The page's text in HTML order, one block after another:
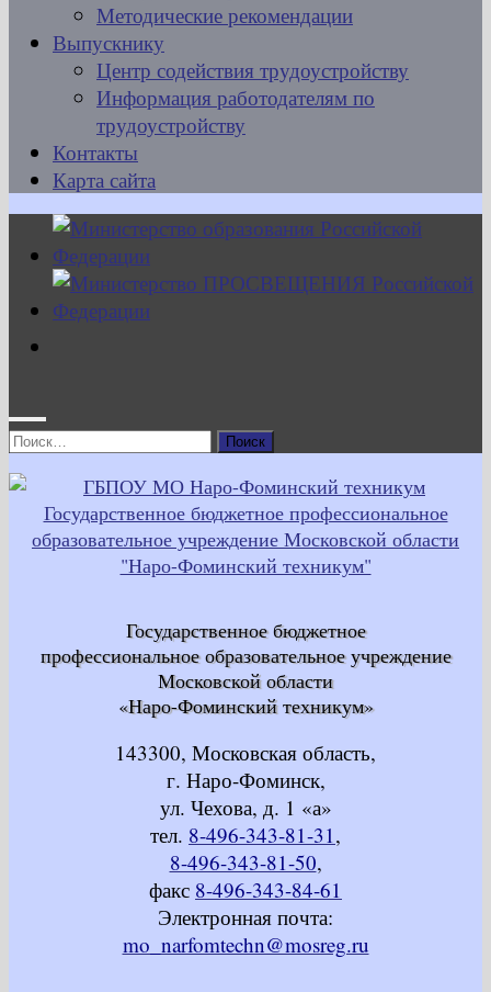
Методические рекомендации
Выпускнику
Центр содействия трудоустройству
Информация работодателям по
трудоустройству
Контакты
Карта сайта
Найти:
Государственное бюджетное
профессиональное образовательное учреждение
Московской области
«Наро-Фоминский техникум»
143300, Московская область,
г. Наро-Фоминск,
ул. Чехова, д. 1 «а»
тел. 8-496-343-81-31,
8-496-343-81-50,
факс 8-496-343-84-61
Электронная почта:
mo_narfomtechn@mosreg.ru